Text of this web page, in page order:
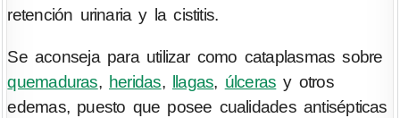
retención urinaria y la cistitis.
Se aconseja para utilizar como cataplasmas sobre
quemaduras, heridas, llagas, úlceras y otros
edemas, puesto que posee cualidades antisépticas